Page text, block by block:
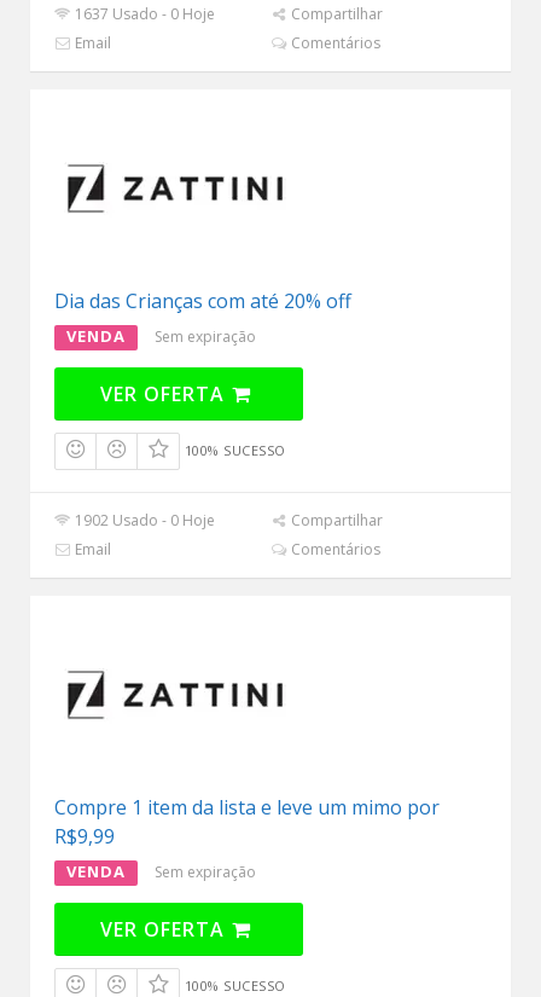
1637 Usado - 0 Hoje
Compartilhar
Email
Comentários
Dia das Crianças com até 20% off
VENDA Sem expiração
VER OFERTA
100% SUCESSO
1902 Usado - 0 Hoje
Compartilhar
Email
Comentários
Compre 1 item da lista e leve um mimo por
R$9,99
VENDA Sem expiração
VER OFERTA
100% SUCESSO